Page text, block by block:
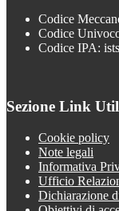
Codice
Codice
Codice IPA:
Sezione Link
Cookie policy
Note legali
Informativa
Ufficio
Dichiarazione